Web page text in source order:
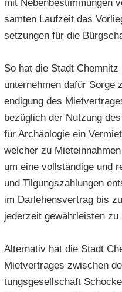
mit Ne­ben­be­stim­mun­gen
sam­ten Lauf­zeit das
set­zun­gen für die
So hat die Stadt
un­ter­neh­men dafür
en­di­gung des
be­züg­lich der Nut­zung
für Ar­chäo­lo­gie ein
wel­cher zu
um eine voll­stän­di­ge und
und Til­gungs­zah­lun­gen
im Dar­le­hens­ver­trag bis
je­der­zeit ge­währ­leis­ten zu
Al­ter­na­tiv hat die Stadt
Miet­ver­tra­ges zwi­schen
tungs­ge­sell­schaft